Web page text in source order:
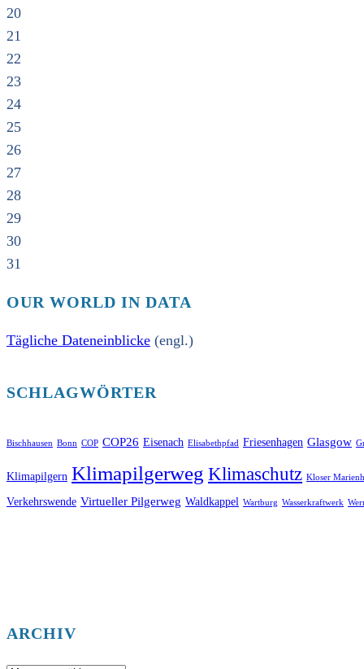
20
21
22
23
24
25
26
27
28
29
30
31
OUR WORLD IN DATA
Tägliche Dateneinblicke (engl.)
SCHLAGWÖRTER
Bischhausen Bonn COP COP26 Eisenach Elisabethpfad Friesenhagen Glasgow
Klimapilgern Klimapilgerweg Klimaschutz Kloser
Verkehrswende Virtueller Pilgerweg Waldkappel Wartburg Wasserkraftwerk
ARCHIV